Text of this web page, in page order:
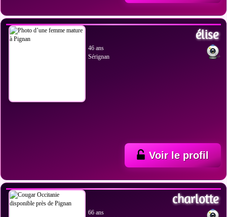
élise
46 ans
Sérignan
Voir le profil
charlotte
66 ans